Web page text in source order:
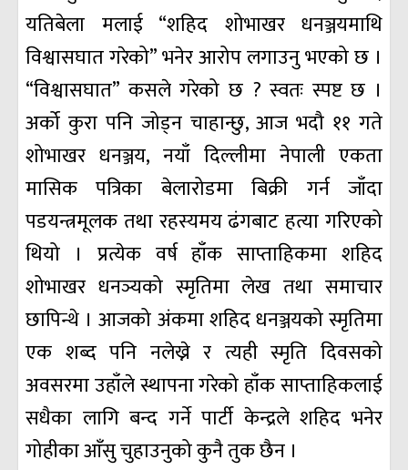
यतिबेला मलाई “शहिद शोभाखर धनञ्जयमाथि
विश्वासघात गरेको” भनेर आरोप लगाउनु भएको छ ।
“विश्वासघात” कसले गरेको छ ? स्वतः स्पष्ट छ ।
अर्को कुरा पनि जोड्न चाहान्छु, आज भदौ ११ गते
शोभाखर धनञ्जय, नयाँ दिल्लीमा नेपाली एकता
मासिक पत्रिका बेलारोडमा बिक्री गर्न जाँदा
पडयन्त्रमूलक तथा रहस्यमय ढंगबाट हत्या गरिएको
थियो । प्रत्येक वर्ष हाँक साप्ताहिकमा शहिद
शोभाखर धनञ्यको स्मृतिमा लेख तथा समाचार
छापिन्थे । आजको अंकमा शहिद धनञ्जयको स्मृतिमा
एक शब्द पनि नलेख्ने र त्यही स्मृति दिवसको
अवसरमा उहाँले स्थापना गरेको हाँक साप्ताहिकलाई
सधैका लागि बन्द गर्ने पार्टी केन्द्रले शहिद भनेर
गोहीका आँसु चुहाउनुको कुनै तुक छैन ।